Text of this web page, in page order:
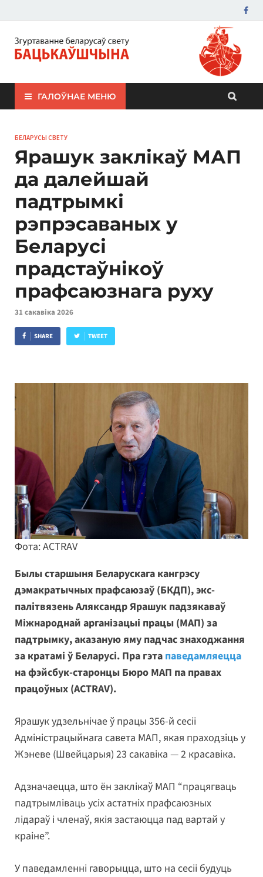
ЗБС "Бацькаўшчына"
ГАЛОЎНАЕ МЕНЮ
БЕЛАРУСЫ СВЕТУ
Ярашук заклікаў МАП
да далейшай
падтрымкі
рэпрэсаваных у
Беларусі
прадстаўнікоў
прафсаюзнага руху
31 сакавіка 2026
SHARE TWEET
Фота: ACTRAV
Былы старшыня Беларускага кангрэсу
дэмакратычных прафсаюзаў (БКДП), экс-
палітвязень Аляксандр Ярашук падзякаваў
Міжнароднай арганізацыі працы (МАП) за
падтрымку, аказаную яму падчас знаходжання
за кратамі ў Беларусі. Пра гэта паведамляецца
на фэйсбук-старонцы Бюро МАП па правах
працоўных (ACTRAV).
Ярашук удзельнічае ў працы 356-й сесіі
Адміністрацыйнага савета МАП, якая праходзіць у
Жэневе (Швейцарыя) 23 сакавіка — 2 красавіка.
Адзначаецца, што ён заклікаў МАП “працягваць
падтрымліваць усіх астатніх прафсаюзных
лідараў і членаў, якія застаюцца пад вартай у
краіне”.
У паведамленні гаворыцца, што на сесіі будуць